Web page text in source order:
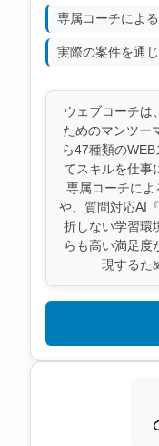
専属コーチによ
実際の案件を通
ウェブコーチは
ためのマンツー
ら47種類の
てスキルを仕事
専属コーチに
や、質問対応AI
折しない学習環
らも高い満足度
現するた